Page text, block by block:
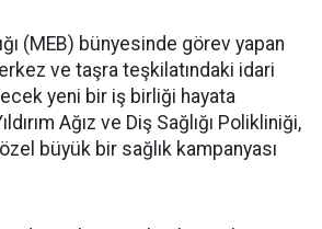
(MEB) bünyesinde görev yapan
ve taşra teşkilatındaki idari
yeni bir iş birliği hayata
Ağız ve Diş Sağlığı Polikliniği,
özel büyük bir sağlık kampanyası